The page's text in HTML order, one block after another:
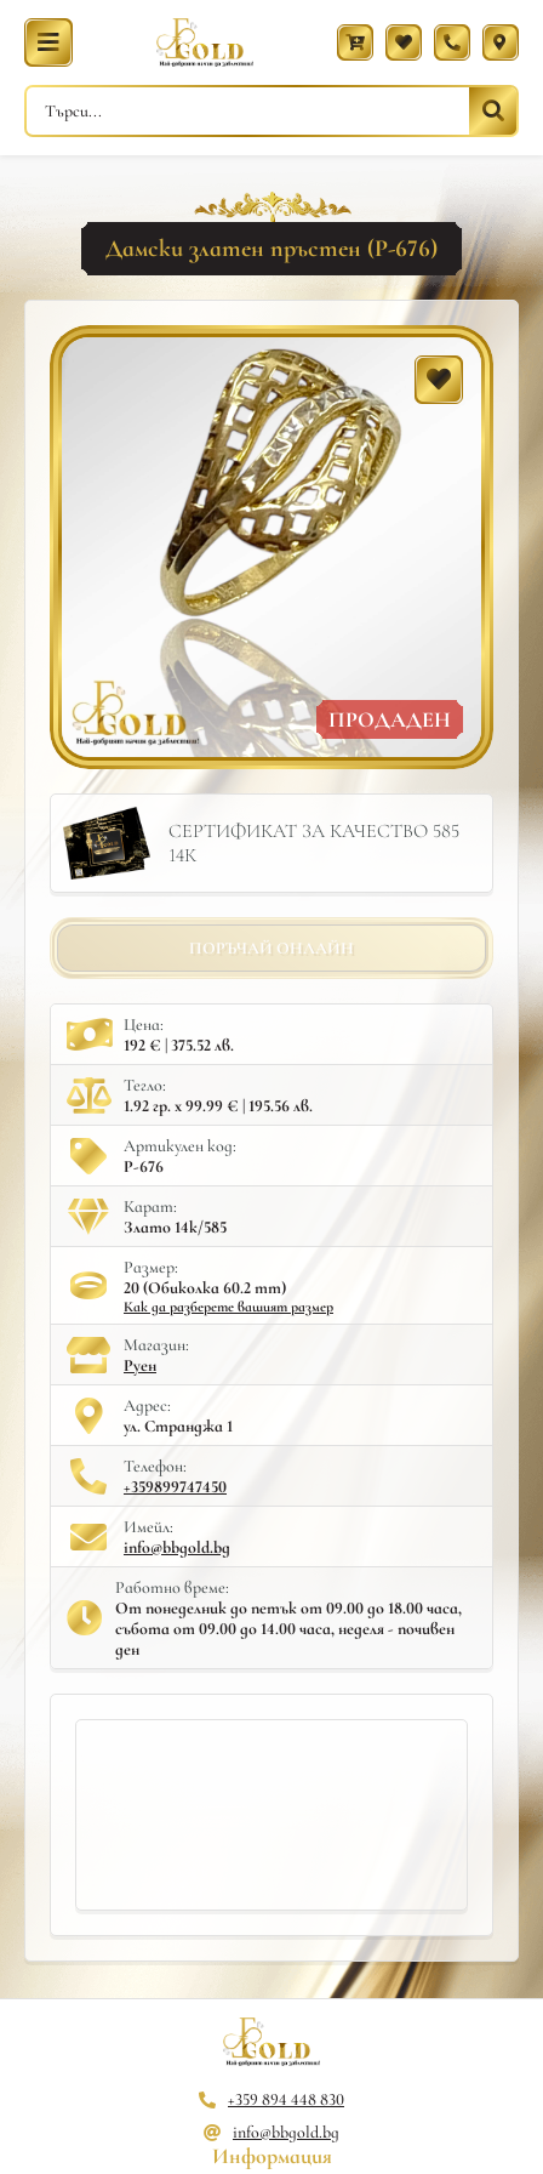
Дамски златен пръстен (Р-676)
ПРОДАДЕН
СЕРТИФИКАТ ЗА КАЧЕСТВО 585
14К
ПОРЪЧАЙ ОНЛАЙН
Цена:
192 € | 375.52 лв.
Тегло:
1.92 гр. x 99.99 € | 195.56 лв.
Артикулен код:
Р-676
Карат:
Злато 14к/585
Размер:
20 (Обиколка 60.2 mm)
Как да разберете вашият размер
Mагазин:
Руен
Адрес:
ул. Странджа 1
Телефон:
+359899747450
Имейл:
info@bbgold.bg
Работно време:
От понеделник до петък от 09.00 до 18.00 часа,
събота от 09.00 до 14.00 часа, неделя - почивен
ден
+359 894 448 830
info@bbgold.bg
Информация